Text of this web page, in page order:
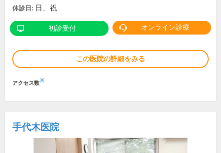
休診日: 日、祝
初診受付 オンライン診療
この医院の詳細をみる
アクセス数※
手代木医院